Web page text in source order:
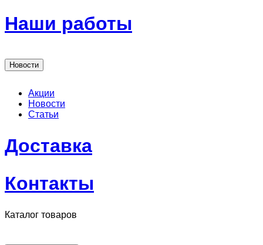
Наши работы
Новости
Акции
Новости
Статьи
Доставка
Контакты
Каталог товаров